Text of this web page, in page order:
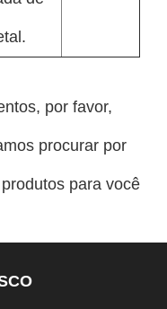
por favor,
procurar por
para você